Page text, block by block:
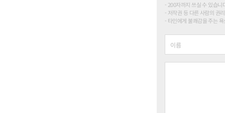
200자까지 쓰실 수 있습
저작권 등 다른 사람의 권
타인에게 불쾌감을 주는